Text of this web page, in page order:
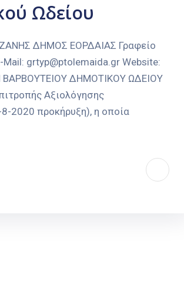
Ωδείου
ΔΗΜΟΣ ΕΟΡΔΑΙΑΣ Γραφείο
grtyp@ptolemaida.gr Website:
ΔΗΜΟΤΙΚΟΥ ΩΔΕΙΟΥ
Αξιολόγησης
2020 προκήρυξη), η οποία